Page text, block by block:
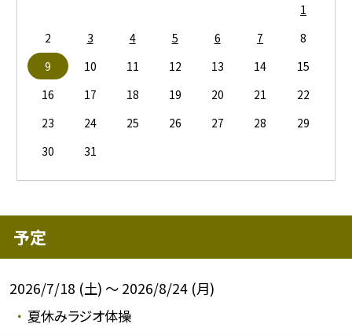
1
2
3 4 5 6 7
8
9
10 11 12 13 14
15
16
17 18 19 20 21
22
23
24 25 26 27 28
29
30
31
予定
2026/7/18 (土) ～ 2026/8/24 (月)
夏休みラジオ体操